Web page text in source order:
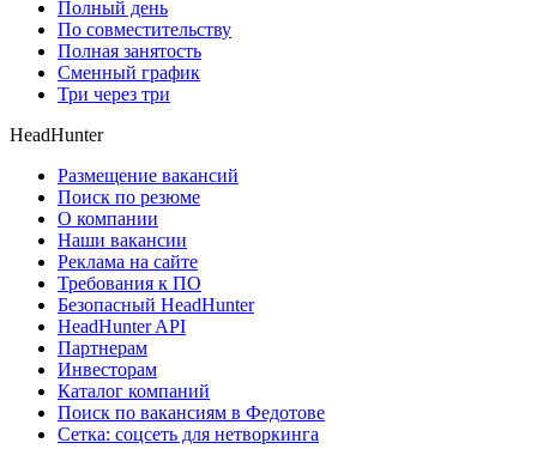
Полный день
По совместительству
Полная занятость
Сменный график
Три через три
HeadHunter
Размещение вакансий
Поиск по резюме
О компании
Наши вакансии
Реклама на сайте
Требования к ПО
Безопасный HeadHunter
HeadHunter API
Партнерам
Инвесторам
Каталог компаний
Поиск по вакансиям в Федотове
Сетка: соцсеть для нетворкинга